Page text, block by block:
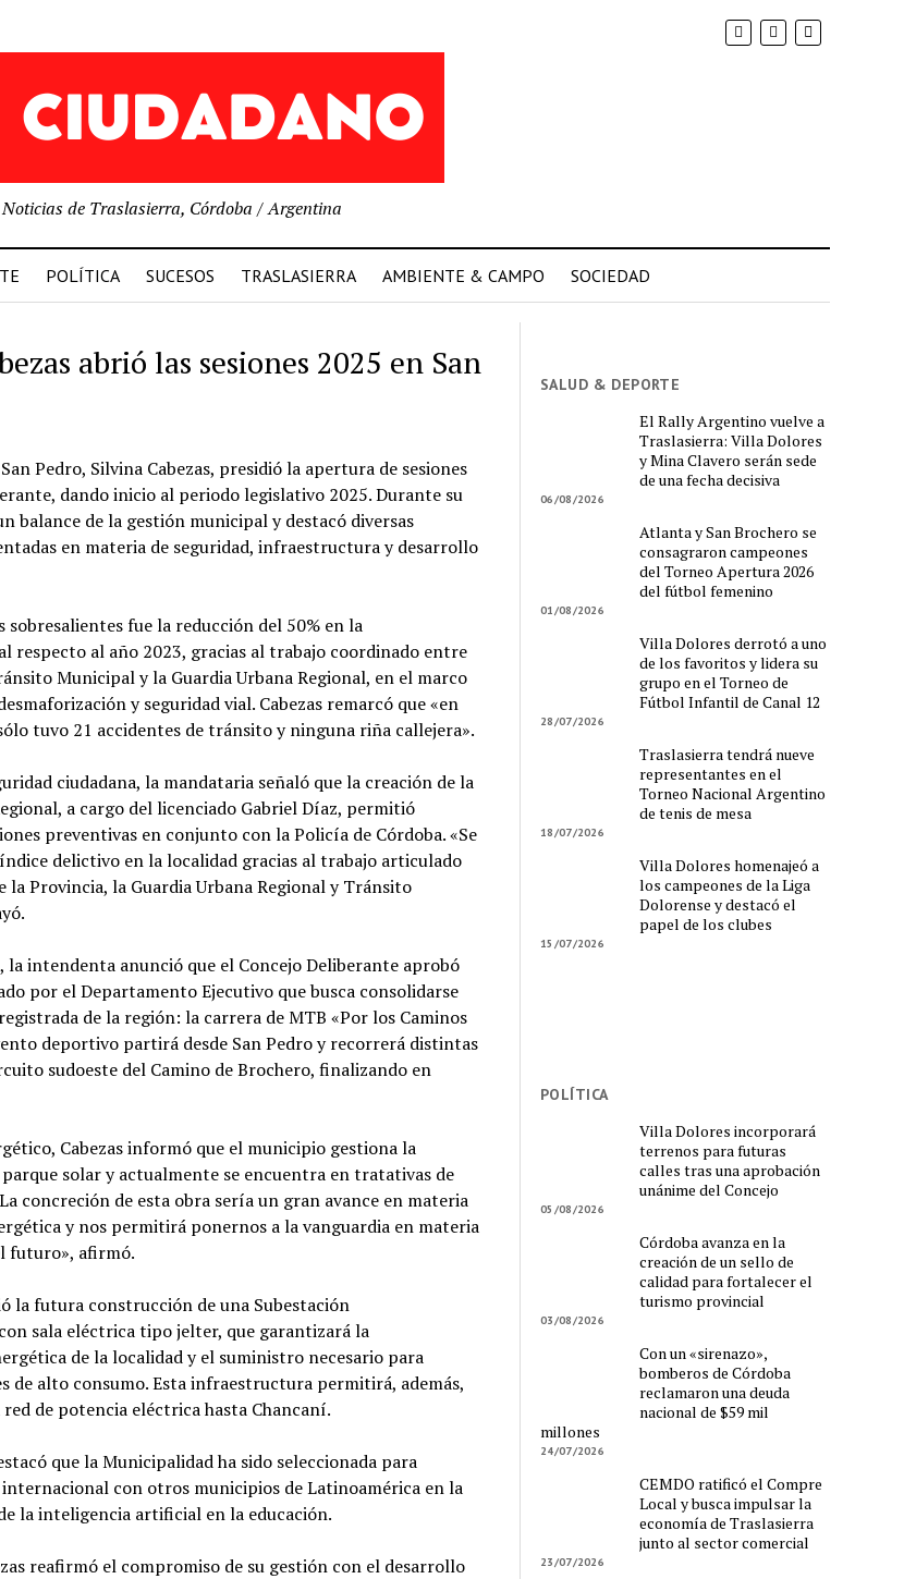
Noticias de Traslasierra, Córdoba / Argentina
POLÍTICA SUCESOS TRASLASIERRA AMBIENTE & CAMPO SOCIEDAD
abrió las sesiones 2025 en San
Pedro, Silvina Cabezas, presidió la apertura de sesiones
dando inicio al periodo legislativo 2025. Durante su
balance de la gestión municipal y destacó diversas
en materia de seguridad, infraestructura y desarrollo
sobresalientes fue la reducción del 50% en la
respecto al año 2023, gracias al trabajo coordinado entre
Municipal y la Guardia Urbana Regional, en el marco
y seguridad vial. Cabezas remarcó que «en
tuvo 21 accidentes de tránsito y ninguna riña callejera».
ciudadana, la mandataria señaló que la creación de la
a cargo del licenciado Gabriel Díaz, permitió
preventivas en conjunto con la Policía de Córdoba. «Se
delictivo en la localidad gracias al trabajo articulado
la Provincia, la Guardia Urbana Regional y Tránsito
la intendenta anunció que el Concejo Deliberante aprobó
por el Departamento Ejecutivo que busca consolidarse
de la región: la carrera de MTB «Por los Caminos
deportivo partirá desde San Pedro y recorrerá distintas
sudoeste del Camino de Brochero, finalizando en
Cabezas informó que el municipio gestiona la
solar y actualmente se encuentra en tratativas de
concreción de esta obra sería un gran avance en materia
y nos permitirá ponernos a la vanguardia en materia
futuro», afirmó.
la futura construcción de una Subestación
sala eléctrica tipo jelter, que garantizará la
de la localidad y el suministro necesario para
de alto consumo. Esta infraestructura permitirá, además,
de potencia eléctrica hasta Chancaní.
que la Municipalidad ha sido seleccionada para
con otros municipios de Latinoamérica en la
la inteligencia artificial en la educación.
reafirmó el compromiso de su gestión con el desarrollo
SALUD & DEPORTE
El Rally Argentino vuelve a
Traslasierra: Villa Dolores
y Mina Clavero serán sede
de una fecha decisiva
06/08/2026
Atlanta y San Brochero se
consagraron campeones
del Torneo Apertura 2026
del fútbol femenino
01/08/2026
Villa Dolores derrotó a uno
de los favoritos y lidera su
grupo en el Torneo de
Fútbol Infantil de Canal 12
28/07/2026
Traslasierra tendrá nueve
representantes en el
Torneo Nacional Argentino
de tenis de mesa
18/07/2026
Villa Dolores homenajeó a
los campeones de la Liga
Dolorense y destacó el
papel de los clubes
15/07/2026
POLÍTICA
Villa Dolores incorporará
terrenos para futuras
calles tras una aprobación
unánime del Concejo
05/08/2026
Córdoba avanza en la
creación de un sello de
calidad para fortalecer el
turismo provincial
03/08/2026
Con un «sirenazo»,
bomberos de Córdoba
reclamaron una deuda
nacional de $59 mil
millones
24/07/2026
CEMDO ratificó el Compre
Local y busca impulsar la
economía de Traslasierra
junto al sector comercial
23/07/2026